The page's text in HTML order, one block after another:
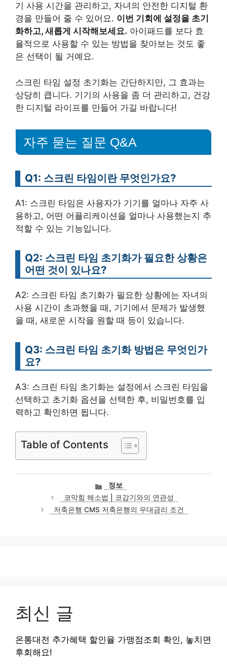
기 사용 시간을 관리하고, 자녀의 안전한 디지털 환
경을 만들어 줄 수 있어요. 이번 기회에 설정을 초기
화하고, 새롭게 시작해보세요. 아이패드를 보다 효
율적으로 사용할 수 있는 방법을 찾아보는 것도 좋
은 선택이 될 거예요.
스크린 타임 설정 초기화는 간단하지만, 그 효과는
상당히 큽니다. 기기의 사용을 좀 더 관리하고, 건강
한 디지털 라이프를 만들어 가길 바랍니다!
자주 묻는 질문 Q&A
Q1: 스크린 타임이란 무엇인가요?
A1: 스크린 타임은 사용자가 기기를 얼마나 자주 사
용하고, 어떤 어플리케이션을 얼마나 사용했는지 추
적할 수 있는 기능입니다.
Q2: 스크린 타임 초기화가 필요한 상황은
어떤 것이 있나요?
A2: 스크린 타임 초기화가 필요한 상황에는 자녀의
사용 시간이 초과했을 때, 기기에서 문제가 발생했
을 때, 새로운 시작을 원할 때 등이 있습니다.
Q3: 스크린 타임 초기화 방법은 무엇인가
요?
A3: 스크린 타임 초기화는 설정에서 스크린 타임을
선택하고 초기화 옵션을 선택한 후, 비밀번호를 입
력하고 확인하면 됩니다.
Table of Contents
카
테
고
리
정보
코막힘 해소법 | 코감기와의 연관성
저축은행 CMS 저축은행의 우대금리 조건
최신 글
온통대전 추가혜택 할인율 가맹점조회 확인, 놓치면
후회해요!